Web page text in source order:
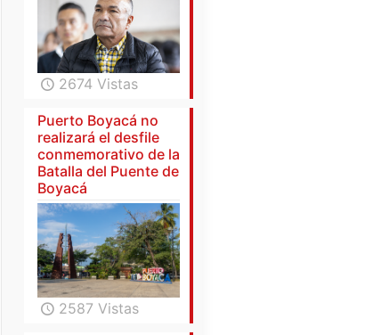
2674 Vistas
Puerto Boyacá no
realizará el desfile
conmemorativo de la
Batalla del Puente de
Boyacá
2587 Vistas